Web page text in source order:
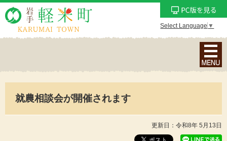
Select Language ▼
ナ
ビ
ン
メ
就農相談会が開催されます
更新日：令和8年 5月13日